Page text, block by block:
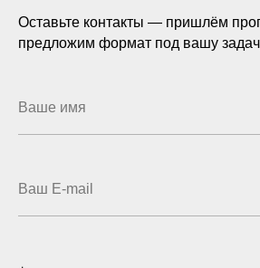
Оставьте контакты — пришлём
предложим формат под вашу